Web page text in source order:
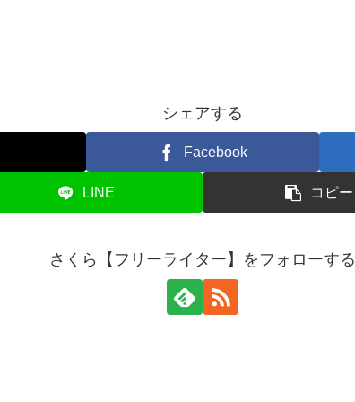
シェアする
Facebook
LINE コピー
さくら【フリーライター】をフォローする